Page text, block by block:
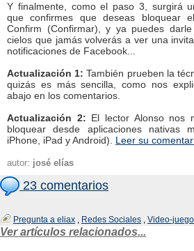
Y finalmente, como el paso 3, surgirá
que confirmes que deseas bloquear
Confirm (Confirmar), y ya puedes
cielos que jamás volverás a ver una
notificaciones de Facebook...
Actualización 1: También prueben la
quizás es más sencilla, como nos
abajo en los comentarios.
Actualización 2: El lector Alonso nos
bloquear desde aplicaciones nativas
iPhone, iPad y Android). Leer su
autor: josé elías
23 comentarios
Pregunta a eliax , Redes Sociales , Video-
Ver artículos relacionados...